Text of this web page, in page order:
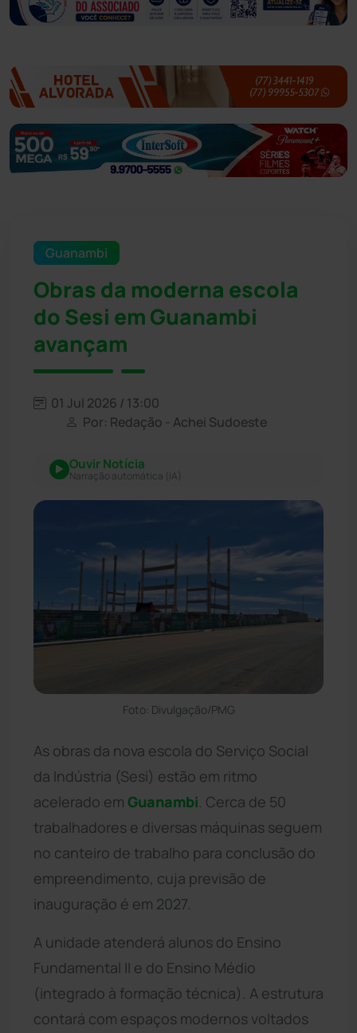
Guanambi
Obras da moderna escola
do Sesi em Guanambi
avançam
01 Jul 2026 / 13:00
Por: Redação - Achei Sudoeste
Ouvir Notícia
Narração automática (IA)
Foto: Divulgação/PMG
As obras da nova escola do Serviço Social
da Indústria (Sesi) estão em ritmo
acelerado em Guanambi . Cerca de 50
trabalhadores e diversas máquinas seguem
no canteiro de trabalho para conclusão do
empreendimento, cuja previsão de
inauguração é em 2027.
A unidade atenderá alunos do Ensino
Fundamental II e do Ensino Médio
(integrado à formação técnica). A estrutura
contará com espaços modernos voltados